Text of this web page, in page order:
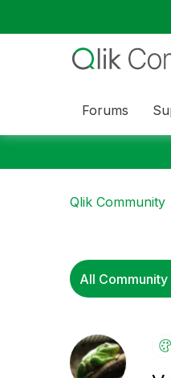
Forums
Qlik Community